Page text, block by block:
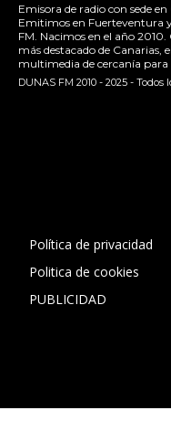
Emisora de radio con sede
Emitimos en Fuerteventura
FM. Nacimos en el año
más destacado de
multimedia de cercanía para
DUNAS FM 2010 - 2025 - Todos
Política de privacidad
Politica de cookies
PUBLICIDAD